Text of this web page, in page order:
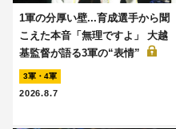
1軍の分厚い壁...育成選手から聞
こえた本音「無理ですよ」 大越
基監督が語る3軍の“表情”
3軍・4軍
2026.8.7